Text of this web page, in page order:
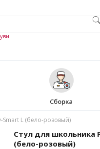
Сборка
Smart L (бело-розовый)
Стул для школьника
(бело-розовый)